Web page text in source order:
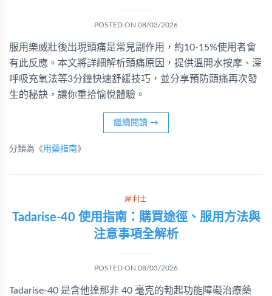
POSTED ON 08/03/2026
服用樂威壯後出現頭痛是常見副作用，約10-15%使用者會
有此反應。本文將詳細解析頭痛原因，提供溫開水按摩、深
呼吸充氧法等3分鐘快速舒緩技巧，並分享預防頭痛再次發
生的秘訣，讓你重拾愉悅體驗。
繼續閱讀 →
分類為《用藥指南》
犀利士
Tadarise-40 使用指南：購買途徑、服用方法與
注意事項全解析
POSTED ON 08/03/2026
Tadarise-40 是含他達那非 40 毫克的勃起功能障礙治療藥